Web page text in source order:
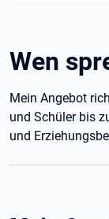
Wen
Mein Angebot
und Schüler bis
und